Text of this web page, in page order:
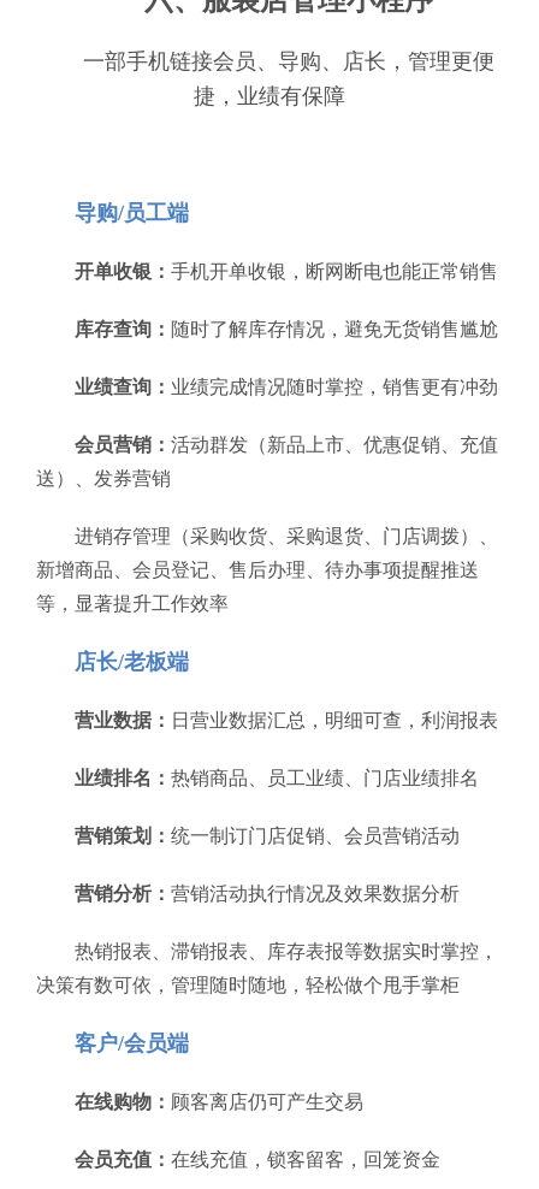
一部手机链接会员、导购、店长，管理更便
捷，业绩有保障
导购/员工端
开单收银： 手机开单收银，断网断电也能正常销售
库存查询： 随时了解库存情况，避免无货销售尴尬
业绩查询： 业绩完成情况随时掌控，销售更有冲劲
会员营销： 活动群发（新品上市、优惠促销、充值
送）、发券营销
进销存管理（采购收货、采购退货、门店调拨）、
新增商品、会员登记、售后办理、待办事项提醒推送
等，显著提升工作效率
店长/老板端
营业数据： 日营业数据汇总，明细可查，利润报表
业绩排名： 热销商品、员工业绩、门店业绩排名
营销策划： 统一制订门店促销、会员营销活动
营销分析： 营销活动执行情况及效果数据分析
热销报表、滞销报表、库存表报等数据实时掌控，
决策有数可依，管理随时随地，轻松做个甩手掌柜
客户/会员端
在线购物： 顾客离店仍可产生交易
会员充值： 在线充值，锁客留客，回笼资金